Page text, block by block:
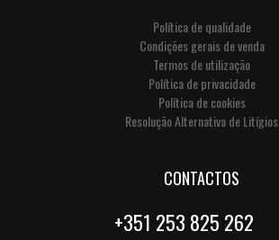
Política de qualidade
Condições gerais de venda
Termos de utilização
Política de privacidade
Política de cookies
Resolução Alternativa de Litígios
CONTACTOS
+351 253 825 262